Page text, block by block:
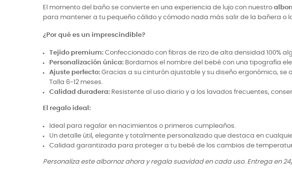
El momento del baño se convierte en una experiencia de lujo con nuestro
para mantener a tu pequeño cálido y cómodo nada más salir de la bañera o
¿Por qué es un imprescindible?
Tejido premium: Confeccionado con fibras de rizo de alta densidad 100%
Personalización única: Bordamos el nombre del bebé con una tipografía
Ajuste perfecto: Gracias a su cinturón ajustable y su diseño ergonómico,
Talla 6-12 meses.
Calidad duradera: Resistente al uso diario y a los lavados frecuentes,
El regalo ideal:
Ideal para regalar en nacimientos o primeros cumpleaños.
Un detalle útil, elegante y totalmente personalizado que destaca en
Calidad garantizada para proteger a tu bebé de los cambios de
Personaliza este albornoz ahora y regala suavidad en cada uso. Entrega en